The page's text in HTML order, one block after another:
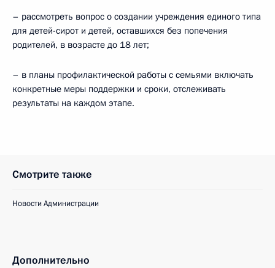
– рассмотреть вопрос о создании учреждения единого типа
для детей-сирот и детей, оставшихся без попечения
родителей, в возрасте до 18 лет;
– в планы профилактической работы с семьями включать
конкретные меры поддержки и сроки, отслеживать
результаты на каждом этапе.
Смотрите также
Новости Администрации
Дополнительно